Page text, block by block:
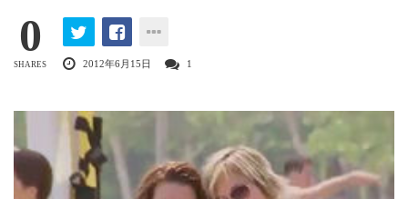
0
SHARES 2012年6月15日 1